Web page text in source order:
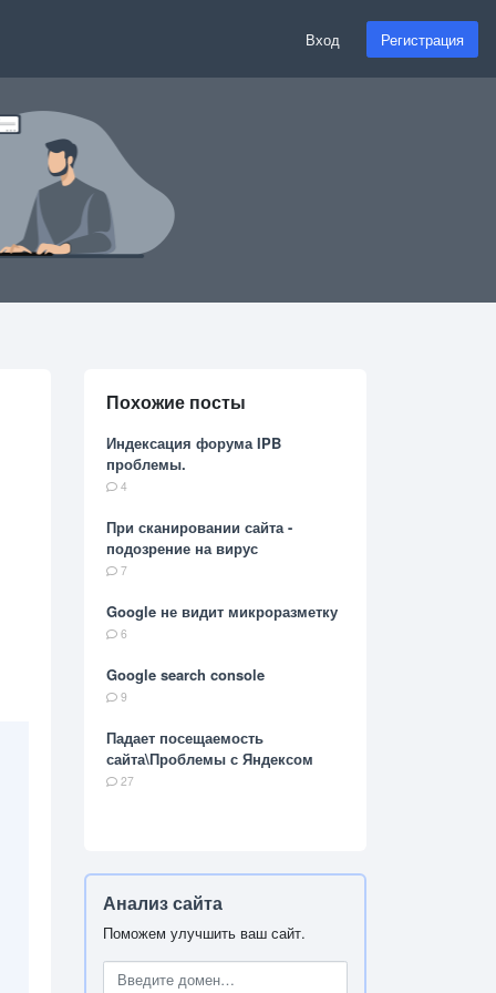
Вход Регистрация
Похожие посты
Индексация форума IPB
проблемы.
4
При сканировании сайта -
подозрение на вирус
7
Google не видит микроразметку
6
Google search console
9
Падает посещаемость
сайта\Проблемы с Яндексом
27
Анализ сайта
Поможем улучшить ваш сайт.